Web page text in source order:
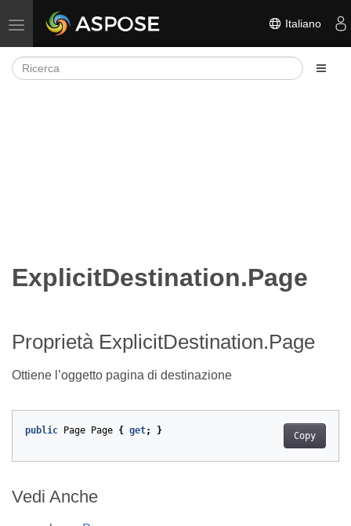
Attiva/disattiva la navigazione Italiano
ExplicitDestination.Page
Proprietà ExplicitDestination.Page
Ottiene l’oggetto pagina di destinazione
Copy
public Page Page { get; }
Vedi Anche